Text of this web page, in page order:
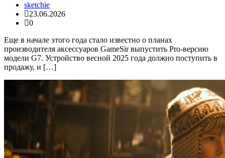
sketchie
23.06.2026
0
Еще в начале этого года стало известно о планах
производителя аксессуаров GameSir выпустить Pro-версию
модели G7. Устройство весной 2025 года должно поступить в
продажу, и […]